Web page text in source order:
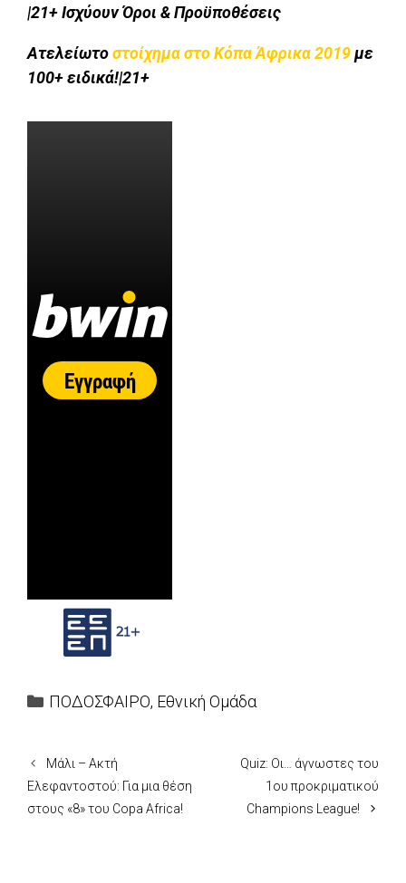
|21+ Ισχύουν Όροι & Προϋποθέσεις
Ατελείωτοστοίχημα στο Kόπα Άφρικα 2019με
100+ ειδικά!|21+
Categories
ΠΟΔΟΣΦΑΙΡΟ, Εθνική Ομάδα
Μάλι – Ακτή
Ελεφαντοστού: Για μια θέση
στους «8» του Copa Africa!
Quiz: Οι… άγνωστες του
1ου προκριματικού
Champions League!